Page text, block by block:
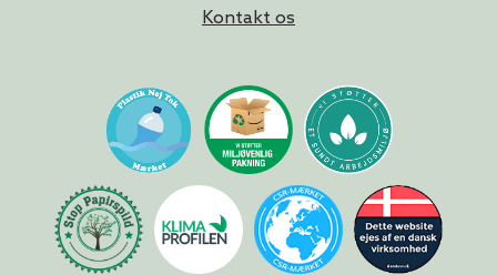
Kontakt os